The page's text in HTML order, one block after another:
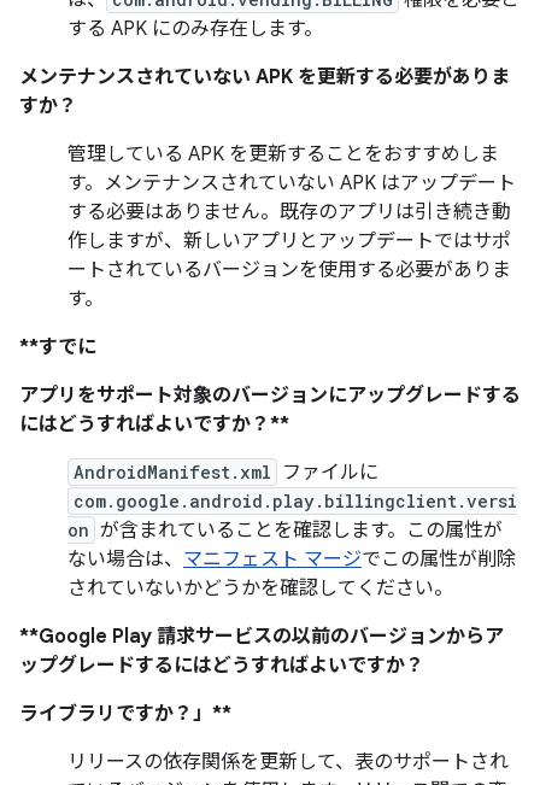
する APK にのみ存在します。
メンテナンスされていない APK を更新する必要がありま
すか？
管理している APK を更新することをおすすめしま
す。メンテナンスされていない APK はアップデート
する必要はありません。既存のアプリは引き続き動
作しますが、新しいアプリとアップデートではサポ
ートされているバージョンを使用する必要がありま
す。
**すでに
アプリをサポート対象のバージョンにアップグレードする
にはどうすればよいですか？**
AndroidManifest.xml ファイルに
com.google.android.play.billingclient.versi
on が含まれていることを確認します。この属性が
ない場合は、 マニフェスト マージでこの属性が削除
されていないかどうかを確認してください。
**Google Play 請求サービスの以前のバージョンからア
ップグレードするにはどうすればよいですか？
ライブラリですか？」**
リリースの依存関係を更新して、表のサポートされ